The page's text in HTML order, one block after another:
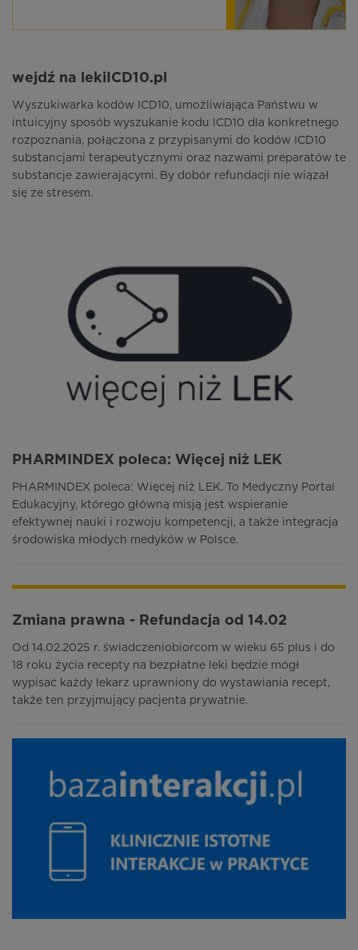
wejdź na lekiICD10.pl
Wyszukiwarka kodów ICD10, umożliwiająca Państwu w
intuicyjny sposób wyszukanie kodu ICD10 dla konkretnego
rozpoznania, połączona z przypisanymi do kodów ICD10
substancjami terapeutycznymi oraz nazwami preparatów te
substancje zawierającymi. By dobór refundacji nie wiązał
się ze stresem.
PHARMINDEX poleca: Więcej niż LEK
PHARMINDEX poleca: Więcej niż LEK. To Medyczny Portal
Edukacyjny, którego główną misją jest wspieranie
efektywnej nauki i rozwoju kompetencji, a także integracja
środowiska młodych medyków w Polsce.
Zmiana prawna - Refundacja od 14.02
Od 14.02.2025 r. świadczeniobiorcom w wieku 65 plus i do
18 roku życia recepty na bezpłatne leki będzie mógł
wypisać każdy lekarz uprawniony do wystawiania recept,
także ten przyjmujący pacjenta prywatnie.